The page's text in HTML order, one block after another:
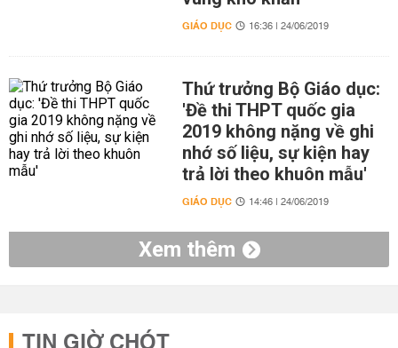
GIÁO DỤC 16:36 | 24/06/2019
Thứ trưởng Bộ Giáo dục:
'Đề thi THPT quốc gia
2019 không nặng về ghi
nhớ số liệu, sự kiện hay
trả lời theo khuôn mẫu'
GIÁO DỤC 14:46 | 24/06/2019
Xem thêm